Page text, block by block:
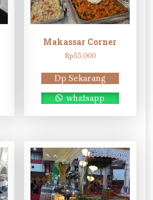
Makassar Corner
Rp55.000
Dp Sekarang
whatsapp